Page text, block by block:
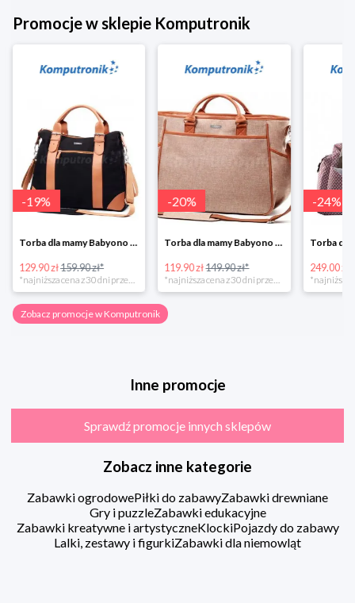
Promocje w sklepie Komputronik
-19%
Torba dla mamy Babyono 1505/01 Comfort Icoinic 5/5
129.90 zł159.90 zł*
-20%
Torba dla mamy Babyono 1507/01 Comfort Chic w super cenie
119.90 zł149.90 zł*
-24%
249.00 zł
Zobacz promocje w Komputronik
Inne promocje
Sprawdź promocje innych sklepów
Zobacz inne kategorie
Zabawki ogrodowePiłki do zabawyZabawki drewniane
Gry i puzzleZabawki edukacyjne
Zabawki kreatywne i artystyczneKlockiPojazdy do zabawy
Lalki, zestawy i figurkiZabawki dla niemowląt